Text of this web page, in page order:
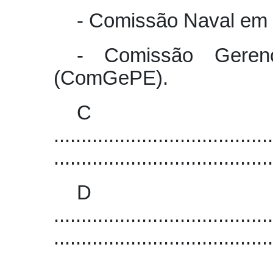
- Comissão Naval
- Comissão
(ComGePE).